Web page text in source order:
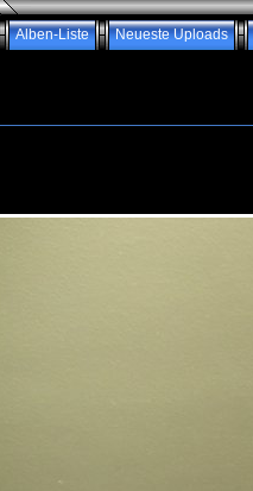
Alben-Liste Neueste Uploads